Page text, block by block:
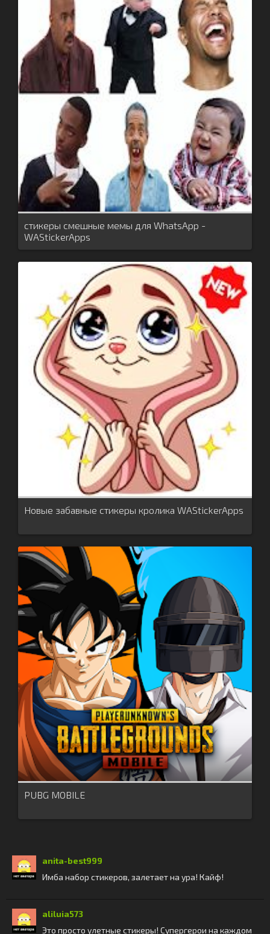
стикеры смешные мемы для WhatsApp -
WAStickerApps
Новые забавные стикеры кролика WAStickerApps
PUBG MOBILE
anita-best999
Имба набор стикеров, залетает на ура! Кайф!
aliluia573
Это просто улетные стикеры! Супергерои на каждом